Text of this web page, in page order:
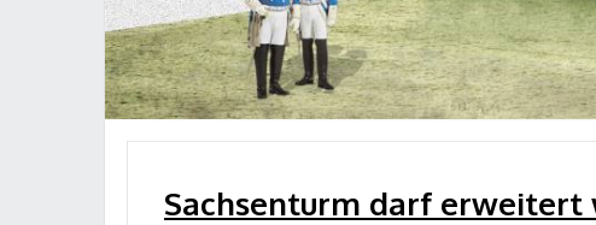
Sachsenturm darf erweitert